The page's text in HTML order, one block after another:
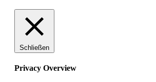
Schließen
Privacy Overview